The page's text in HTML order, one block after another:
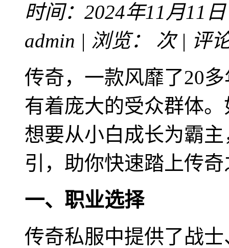
时间：2024年11月11
admin | 浏览：
次 | 评
传奇，一款风靡了20
有着庞大的受众群体
想要从小白成长为霸
引，助你快速踏上传
一、职业选择
传奇私服中提供了战